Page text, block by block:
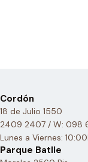
Cordón
18 de Julio 1550
2409 2407 / W: 098
Lunes a Viernes:
Parque Batlle